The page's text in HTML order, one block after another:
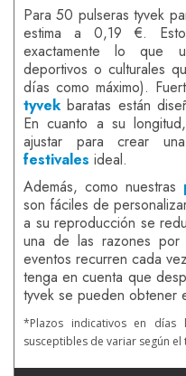
Para 50 pulseras tyvek
estima a 0,19 €.
exactamente lo que
deportivos o culturales
días como máximo).
tyvekbaratas están
En cuanto a su
ajustar para crear
festivales ideal.
Además, como nuestras
son fáciles de
a su reproducción se
una de las razones
eventos recurren cada
tenga en cuenta que
tyvek se pueden obtener
*Plazos indicativos en días
susceptibles de variar según